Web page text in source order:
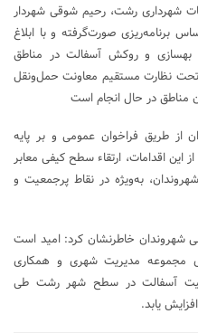
شهرداری رشت، رحیم شوقی شهردار
برنامه‌ریزی صورت‌گرفته و با ابلاغ
بهسازی و روکش آسفالت در مناطق
تحت نظارت مستقیم معاونت حمل‌ونقل
مناطق در حال انجام است
از طریق فراخوان عمومی و بر پایه
اقدامات، ارتقاء سطح کیفی معابر
به‌ویژه در نقاط پرجمعیت و
شهروندان خاطرنشان کرد: امید است
مجموعه مدیریت شهری و همکاری
آسفالت در سطح شهر رشت طی
یابد.